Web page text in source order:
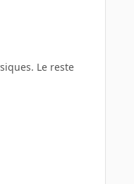
Le reste